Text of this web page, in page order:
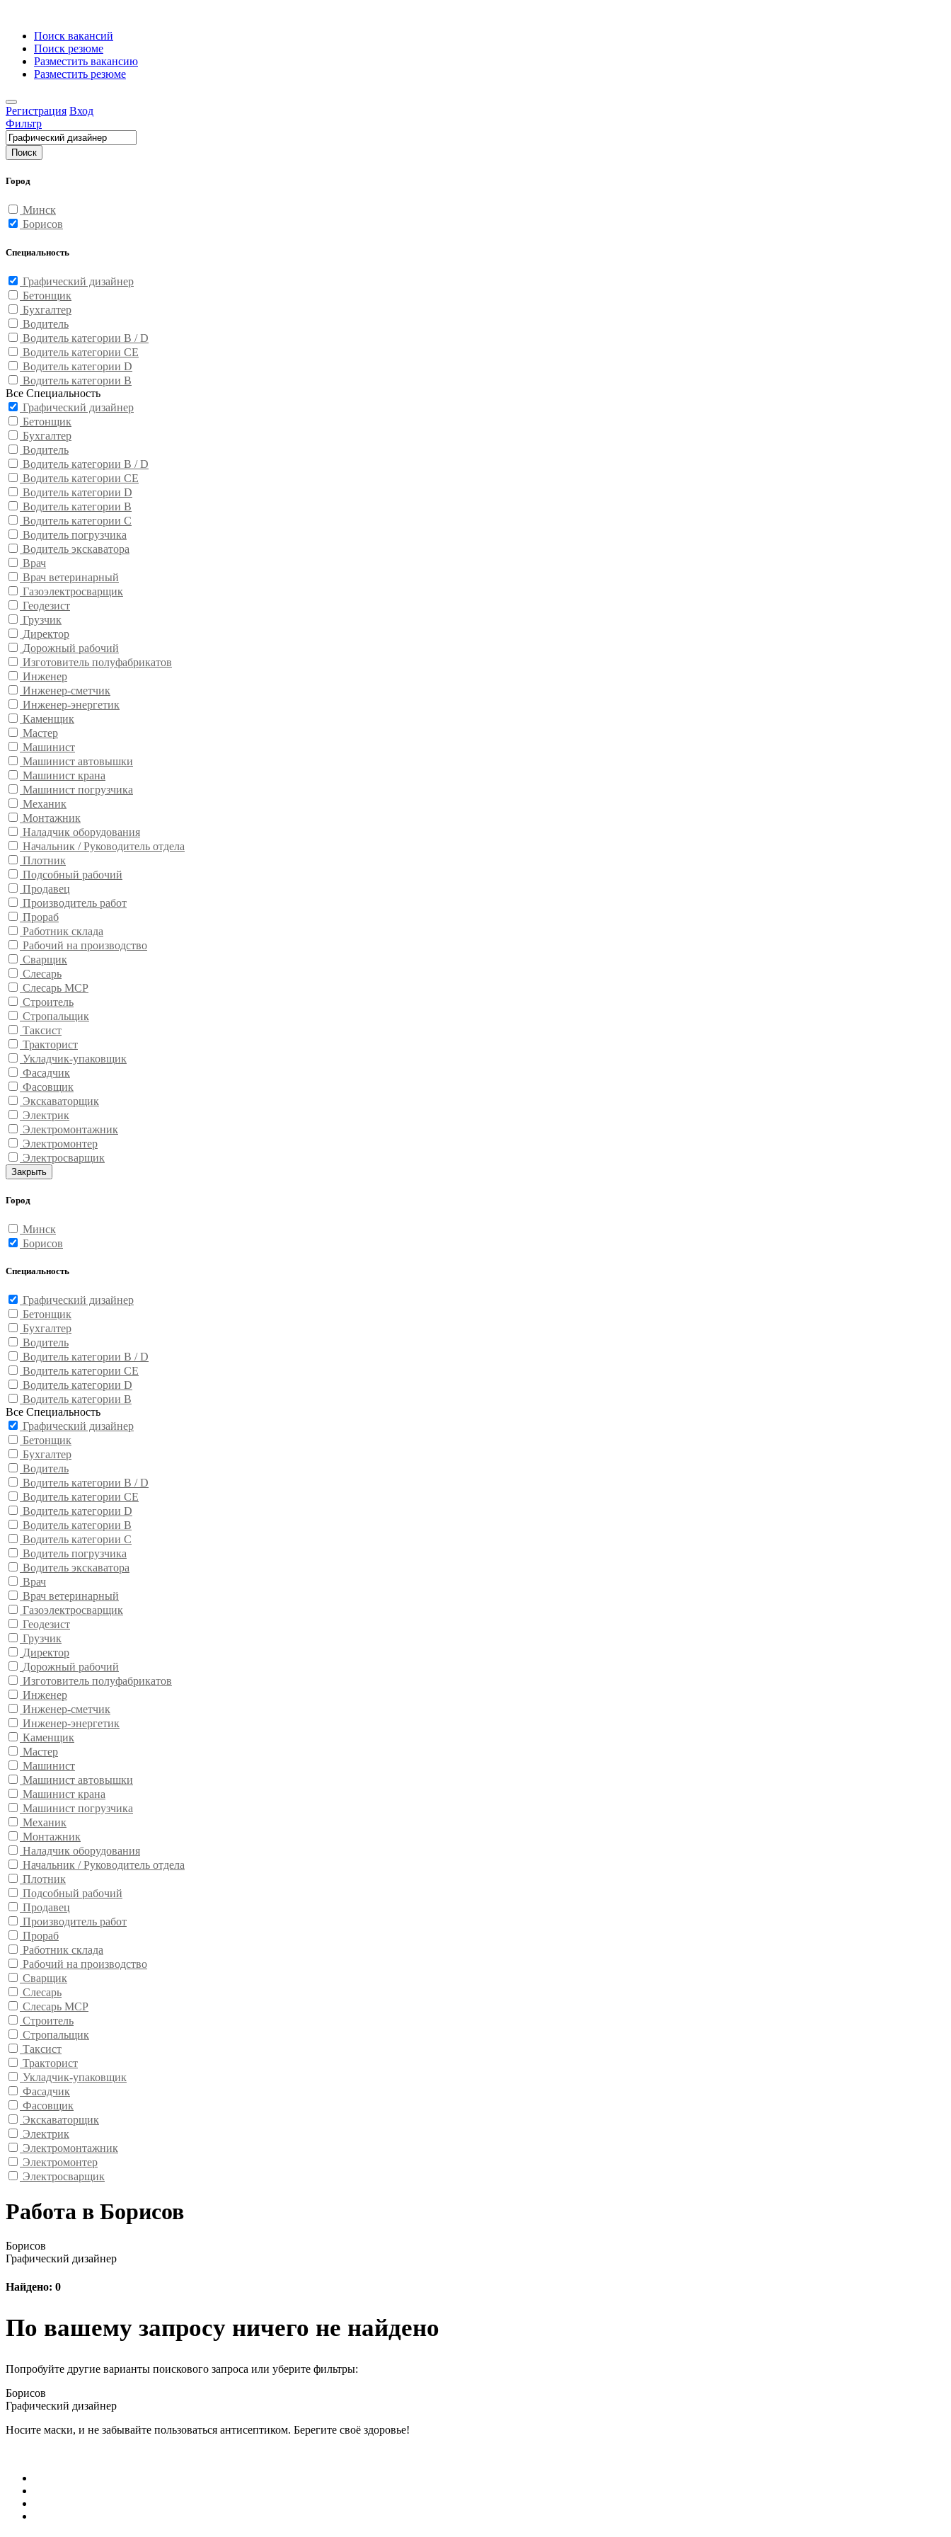
Поиск вакансий
Поиск резюме
Разместить вакансию
Разместить резюме
Регистрация Вход
Фильтр
Поиск
Город
Минск
Борисов
Специальность
Графический дизайнер
Бетонщик
Бухгалтер
Водитель
Водитель категории B / D
Водитель категории CE
Водитель категории D
Водитель категории В
Все Специальность
Графический дизайнер
Бетонщик
Бухгалтер
Водитель
Водитель категории B / D
Водитель категории CE
Водитель категории D
Водитель категории В
Водитель категории С
Водитель погрузчика
Водитель экскаватора
Врач
Врач ветеринарный
Газоэлектросварщик
Геодезист
Грузчик
Директор
Дорожный рабочий
Изготовитель полуфабрикатов
Инженер
Инженер-сметчик
Инженер-энергетик
Каменщик
Мастер
Машинист
Машинист автовышки
Машинист крана
Машинист погрузчика
Механик
Монтажник
Наладчик оборудования
Начальник / Руководитель отдела
Плотник
Подсобный рабочий
Продавец
Производитель работ
Прораб
Работник склада
Рабочий на производство
Сварщик
Слесарь
Слесарь МСР
Строитель
Стропальщик
Таксист
Тракторист
Укладчик-упаковщик
Фасадчик
Фасовщик
Экскаваторщик
Электрик
Электромонтажник
Электромонтер
Электросварщик
Закрыть
Город
Минск
Борисов
Специальность
Графический дизайнер
Бетонщик
Бухгалтер
Водитель
Водитель категории B / D
Водитель категории CE
Водитель категории D
Водитель категории В
Все Специальность
Графический дизайнер
Бетонщик
Бухгалтер
Водитель
Водитель категории B / D
Водитель категории CE
Водитель категории D
Водитель категории В
Водитель категории С
Водитель погрузчика
Водитель экскаватора
Врач
Врач ветеринарный
Газоэлектросварщик
Геодезист
Грузчик
Директор
Дорожный рабочий
Изготовитель полуфабрикатов
Инженер
Инженер-сметчик
Инженер-энергетик
Каменщик
Мастер
Машинист
Машинист автовышки
Машинист крана
Машинист погрузчика
Механик
Монтажник
Наладчик оборудования
Начальник / Руководитель отдела
Плотник
Подсобный рабочий
Продавец
Производитель работ
Прораб
Работник склада
Рабочий на производство
Сварщик
Слесарь
Слесарь МСР
Строитель
Стропальщик
Таксист
Тракторист
Укладчик-упаковщик
Фасадчик
Фасовщик
Экскаваторщик
Электрик
Электромонтажник
Электромонтер
Электросварщик
Работа в Борисов
Борисов
Графический дизайнер
Найдено: 0
По вашему запросу ничего не найдено
Попробуйте другие варианты поискового запроса или уберите фильтры:
Борисов
Графический дизайнер
Носите маски, и не забывайте пользоваться антисептиком. Берегите своё здоровье!